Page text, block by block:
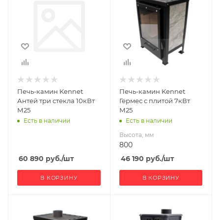
Печь-камин Kennet
Антей три стекла 10кВт
М25
Есть в наличии
60 890 руб./шт
В КОРЗИНУ
Печь-камин Kennet
Гермес с плитой 7кВт
М25
Есть в наличии
Высота, мм
800
46 190 руб./шт
В КОРЗИНУ